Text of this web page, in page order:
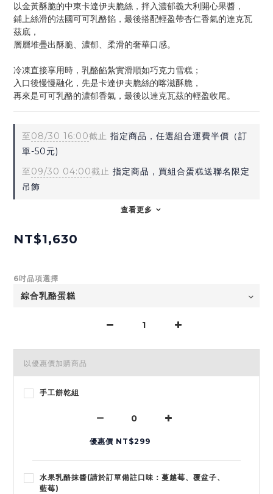
以金黃酥脆的中東卡達伊夫脆絲，拌入濃郁義大利開心果醬，
鋪上絲滑的法國可可乳酪餡，最後搭配輕盈帶杏仁香氣的達克瓦
茲底，
層層堆疊出酥脆、濃郁、柔滑的奢華口感。
冷凍直接享用時，乳酪餡紮實滑順如巧克力雪糕；
入口後慢慢融化，先是卡達伊夫脆絲的喀滋酥脆，
再來是可可乳酪的濃郁香氣，最後以達克瓦茲的輕盈收尾。
至08/30 16:00截止 指定商品，任選組合運費半價（訂
單-50元)
至09/30 04:00截止 指定商品，買組合蛋糕送聯名限定
吊飾
查看更多
NT$1,630
6吋品項選擇
以優惠價加購商品
手工餅乾組
優惠價 NT$299
水果乳酪抹醬(請於訂單備註口味：蔓越莓、覆盆子、
藍莓)